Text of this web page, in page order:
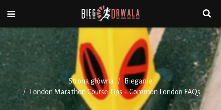
Strona główna
Bieganie
London Marathon Course Tips + Common London FAQs